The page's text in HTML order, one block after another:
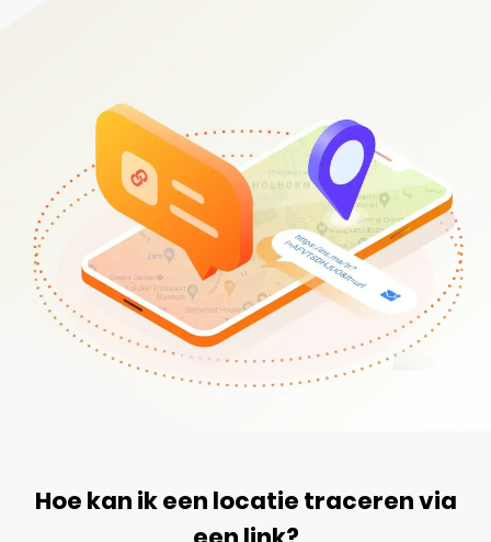
Hoe kan ik een locatie traceren via